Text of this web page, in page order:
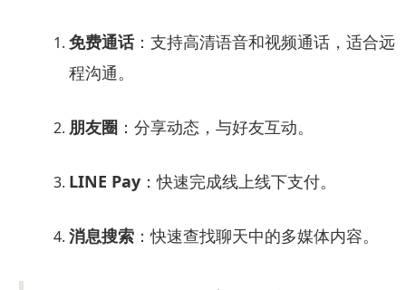
免费通话：支持高清语音和视频通话，适合远
程沟通。
朋友圈：分享动态，与好友互动。
LINE Pay：快速完成线上线下支付。
消息搜索：快速查找聊天中的多媒体内容。